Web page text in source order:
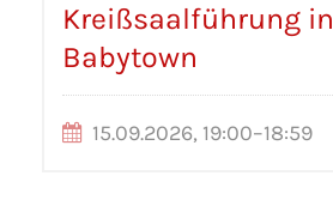
Kreißsaalführung in
Babytown
15.09.2026, 19:00–18:59